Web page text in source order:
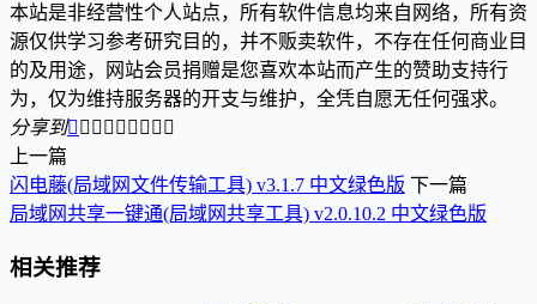
本站是非经营性个人站点，所有软件信息均来自网络，所有资
源仅供学习参考研究目的，并不贩卖软件，不存在任何商业目
的及用途，网站会员捐赠是您喜欢本站而产生的赞助支持行
为，仅为维持服务器的开支与维护，全凭自愿无任何强求。
分享到        
上一篇
闪电藤(局域网文件传输工具) v3.1.7 中文绿色版 下一篇
局域网共享一键通(局域网共享工具) v2.0.10.2 中文绿色版
相关推荐